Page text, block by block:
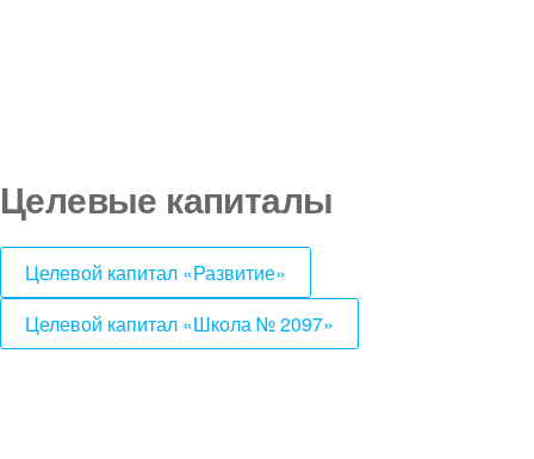
Целевые капиталы
Целевой капитал «Развитие»
Целевой капитал «Школа № 2097»